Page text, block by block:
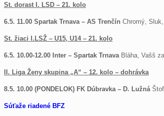
St. dorast I. LSD – 21. kolo
6.5. 11.00 Spartak Trnava – AS Trenčín Chromý,
St. žiaci I.LSŽ – U15, U14 – 21. kolo
6.5. 10.00-12.00 Inter – Spartak Trnava Bláha, Vašš
II. Liga Ženy skupina „A“ – 12. kolo – dohrávka
8.5. 10.00 (PONDELOK) FK Dúbravka – D. Lužná
Súťaže riadené BFZ